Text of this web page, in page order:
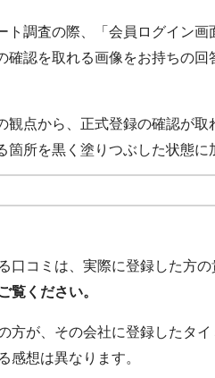
ト調査の際、「会員ログイン
確認を取れる画像をお持ちの
観点から、正式登録の確認が
箇所を黒く塗りつぶした状態に
口コミは、実際に登録した方の
覧ください。
方が、その会社に登録したタ
感想は異なります。